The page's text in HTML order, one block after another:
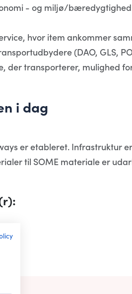
- og miljø/
hvor item ankommer
(DAO, GLS,
der transporterer, mulighed
i dag
er etableret. Infrastruktur
til SOME materiale er